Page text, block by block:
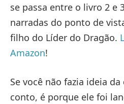
se passa entre o livro 2 e
narradas do ponto de
filho do Líder do Dragão.
Amazon!
Se você não fazia ideia
conto, é porque ele foi